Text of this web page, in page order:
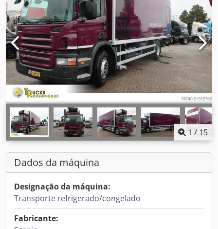
1 / 15
Dados da máquina
Designação da máquina:
Transporte refrigerado/congelado
Fabricante: